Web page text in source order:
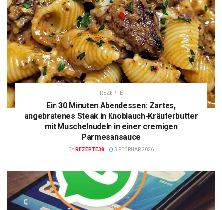
REZEPTE
Ein 30 Minuten Abendessen: Zartes,
angebratenes Steak in Knoblauch-Kräuterbutter
mit Muschelnudeln in einer cremigen
Parmesansauce
BY REZEPTE38 3 FEBRUAR 2026